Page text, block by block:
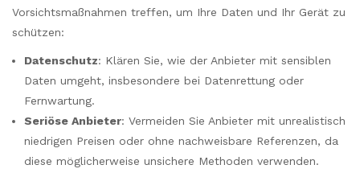
Vorsichtsmaßnahmen treffen, um Ihre Daten und Ihr Gerät zu
schützen:
Datenschutz: Klären Sie, wie der Anbieter mit sensiblen
Daten umgeht, insbesondere bei Datenrettung oder
Fernwartung.
Seriöse Anbieter: Vermeiden Sie Anbieter mit unrealistisch
niedrigen Preisen oder ohne nachweisbare Referenzen, da
diese möglicherweise unsichere Methoden verwenden.